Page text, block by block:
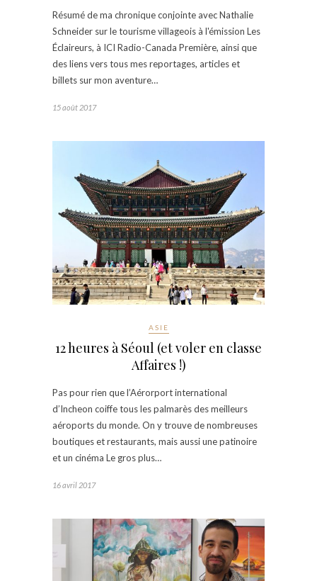
Résumé de ma chronique conjointe avec Nathalie
Schneider sur le tourisme villageois à l'émission Les
Éclaireurs, à ICI Radio-Canada Première, ainsi que
des liens vers tous mes reportages, articles et
billets sur mon aventure…
15 août 2017
ASIE
12 heures à Séoul (et voler en classe
Affaires !)
Pas pour rien que l’Aérorport international
d’Incheon coiffe tous les palmarès des meilleurs
aéroports du monde. On y trouve de nombreuses
boutiques et restaurants, mais aussi une patinoire
et un cinéma Le gros plus…
16 avril 2017